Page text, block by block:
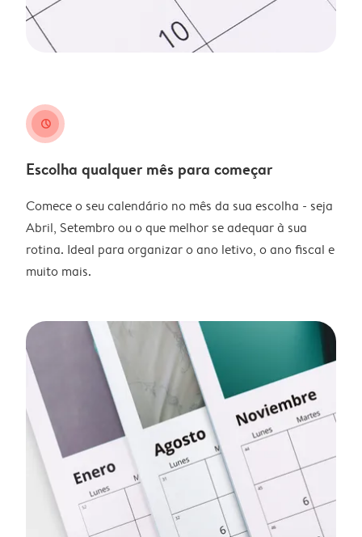
clock
Escolha qualquer mês para começar
Comece o seu calendário no mês da sua escolha - seja
Abril, Setembro ou o que melhor se adequar à sua
rotina. Ideal para organizar o ano letivo, o ano fiscal e
muito mais.